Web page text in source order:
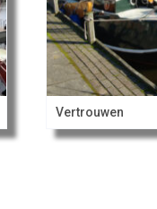
Vertrouwen